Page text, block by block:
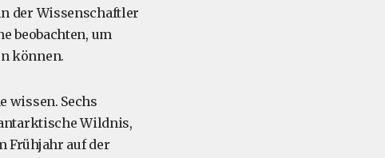
der Wissenschaftler
beobachten, um
können.
wissen. Sechs
Wildnis,
Frühjahr auf der